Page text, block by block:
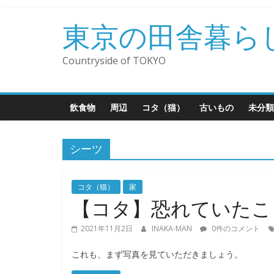
ス
東京の田舎暮ら
Countryside of TOKYO
飲食物 周辺 コタ（猫） 古いもの 未分類
シーツ
コタ（猫） 家
【コタ】恐れていた
2021年11月2日 INAKA-MAN 0件のコメント
これも、まず写真を見ていただきましょう。